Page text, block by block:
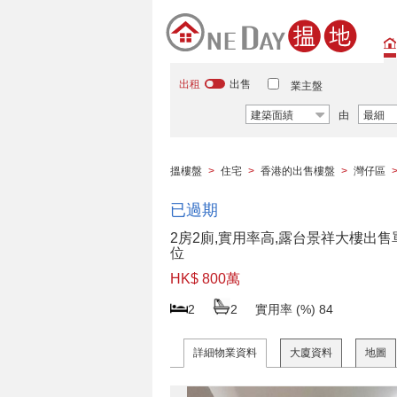
出租 出售 業主盤
建築面績 由 最細
搵樓盤 > 住宅 > 香港的出售樓盤 > 灣仔區 >
已過期
2房2廁,實用率高,露台景祥大樓出售
位
HK$ 800萬
2 2 實用率 (%) 84
詳細物業資料 大廈資料 地圖